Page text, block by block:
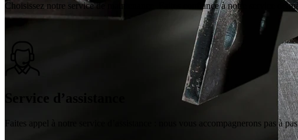
Choisissez notre service de maintenance .Faites confiance à notre service de
Service d’assistance
Faites appel à notre service d’assistance : nous vous accompagnerons pas à